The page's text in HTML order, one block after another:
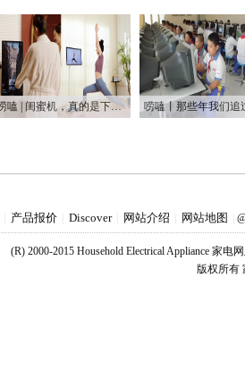
唠嗑 | 闺蜜机，真的是下一个爆款吗？
产品报价 Discover 网站介绍 网站地图
(R) 2000-2015 Household Electrical Appliance 家电
版权所有